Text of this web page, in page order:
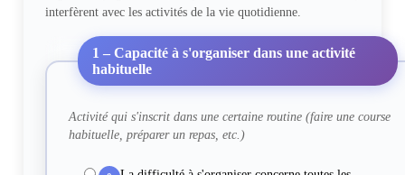
interfèrent avec les activités de la vie quotidienne.
1 – Capacité à s'organiser dans une activité
habituelle
Activité qui s'inscrit dans une certaine routine (faire une course
habituelle, préparer un repas, etc.)